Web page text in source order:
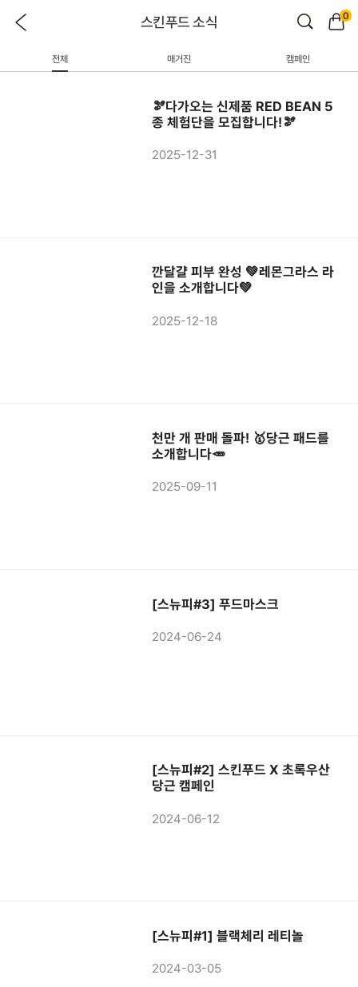
스킨푸드 소식 0
전체 매거진 캠페인
🫘다가오는 신제품 RED BEAN 5
종 체험단을 모집합니다!🫘
2025-12-31
깐달걀 피부 완성 💚레몬그라스 라
인을 소개합니다💚
2025-12-18
천만 개 판매 돌파! 🥇당근 패드를
소개합니다🥕
2025-09-11
[스뉴피#3] 푸드마스크
2024-06-24
[스뉴피#2] 스킨푸드 X 초록우산
당근 캠페인
2024-06-12
[스뉴피#1] 블랙체리 레티놀
2024-03-05